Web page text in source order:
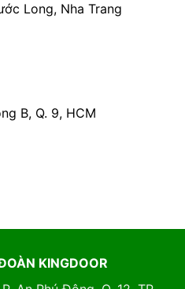
Long, Nha Trang
B, Q. 9, HCM
KINGDOOR